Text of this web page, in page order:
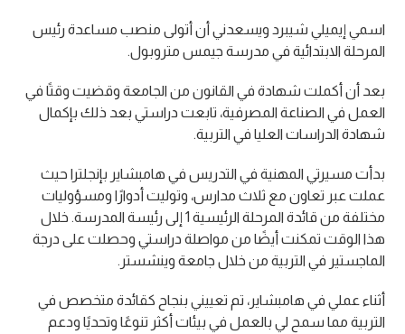
اسمي إيميلي شيبرد ويسعدني أن أتولى منصب مساعدة رئيس
المرحلة الابتدائية في مدرسة جيمس متروبول.
بعد أن أكملت شهادة في القانون من الجامعة وقضيت وقتًا في
العمل في الصناعة المصرفية، تابعت دراستي بعد ذلك بإكمال
شهادة الدراسات العليا في التربية.
بدأت مسيرتي المهنية في التدريس في هامبشاير بإنجلترا حيث
عملت عبر تعاون مع ثلاث مدارس، وتوليت أدوارًا ومسؤوليات
مختلفة من قائدة المرحلة الرئيسية 1 إلى رئيسة المدرسة. خلال
هذا الوقت تمكنت أيضًا من مواصلة دراستي وحصلت على درجة
الماجستير في التربية من خلال جامعة وينشستر.
أثناء عملي في هامبشاير، تم تعييني بنجاح كقائدة متخصص في
التربية مما سمح لي بالعمل في بيئات أكثر تنوعًا وتحديًا ودعم